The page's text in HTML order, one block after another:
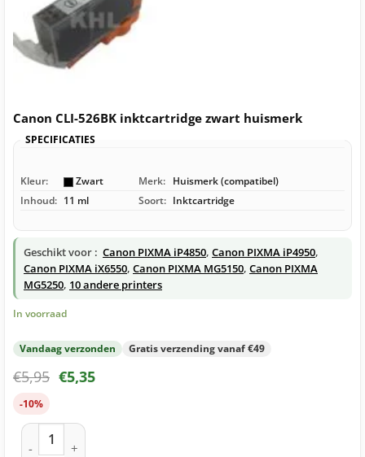
Canon CLI-526BK inktcartridge zwart huismerk
SPECIFICATIES
Kleur: Zwart Merk: Huismerk (compatibel)
Inhoud: 11 ml Soort: Inktcartridge
Geschikt voor : Canon PIXMA iP4850, Canon PIXMA iP4950,
Canon PIXMA iX6550, Canon PIXMA MG5150, Canon PIXMA
MG5250, 10 andere printers
In voorraad
Vandaag verzonden Gratis verzending vanaf €49
€5,95 €5,35
-10%
Canon CLI-526BK inktcartridge zwart huismerk aantal